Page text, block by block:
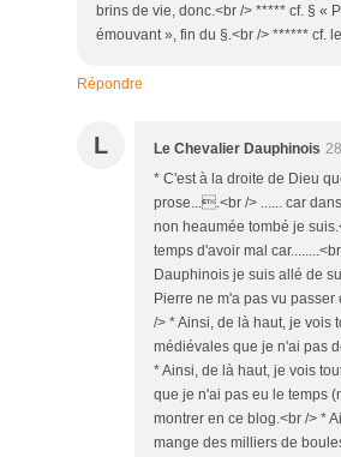
brins de vie, donc.<br /> ***** cf. § «
émouvant », fin du §.<br /> ****** cf.
Répondre
L Le Chevalier Dauphinois
* C'est à la droite de Dieu
prose....<br /> ...... car
non heaumée tombé je
temps d'avoir mal
Dauphinois je suis allé de
Pierre ne m'a pas vu
/> * Ainsi, de là haut, je vois
médiévales que je n'ai pas
* Ainsi, de là haut, je vois
que je n'ai pas eu le temps
montrer en ce blog.<br /> *
mange des milliers de